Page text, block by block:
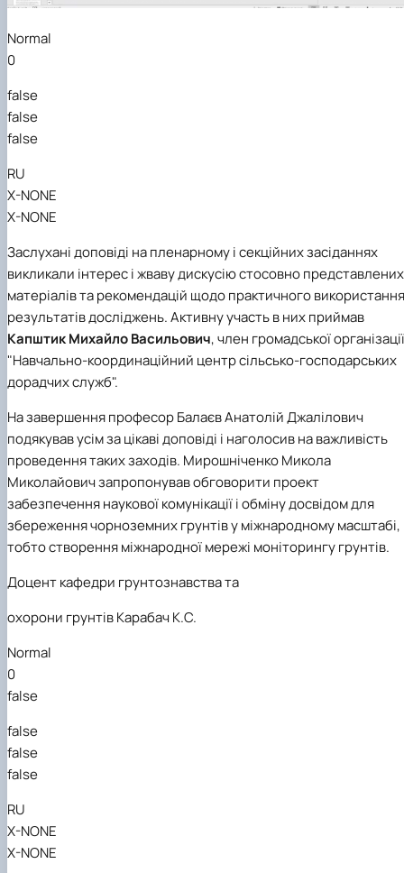
Normal
0
false
false
false
RU
X-NONE
X-NONE
Заслухані доповіді на пленарному і секційних засіданнях
викликали інтерес і жваву дискусію стосовно представлених
матеріалів та рекомендацій щодо практичного використання
результатів досліджень.Активну участь в них приймав
Капштик Михайло Васильович, член громадської організації
"Навчально-координаційний центр сільсько-господарських
дорадчих служб".
На завершення професор Балаєв Анатолій Джалілович
подякував усім за цікаві доповіді і наголосив на важливість
проведення таких заходів. Мирошніченко Микола
Миколайович запропонував обговорити проект
забезпечення наукової комунікації і обміну досвідом для
збереження чорноземних грунтів у міжнародному масштабі,
тобто створення міжнародної мережі моніторингу грунтів.
Доцент кафедри грунтознавства та
охорони грунтів Карабач К.С.
Normal
0
false
false
false
false
RU
X-NONE
X-NONE